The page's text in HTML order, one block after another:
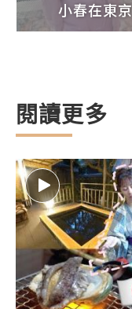
小春在東京
閱讀更多